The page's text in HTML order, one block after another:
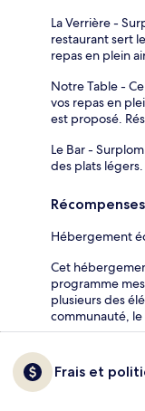
La Verrière -
restaurant sert
repas en plein
Notre Table -
vos repas en
est proposé.
Le Bar -
des plats
Hébergement
Cet
programme
plusieurs des
communauté,
Frais et